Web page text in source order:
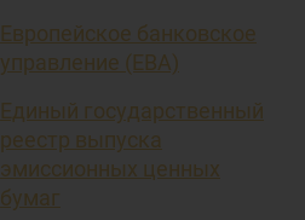
Европейское банковское
управление (EBA)
Единый государственный
реестр выпуска
эмиссионных ценных
бумаг